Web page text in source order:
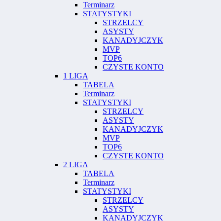
Terminarz
STATYSTYKI
STRZELCY
ASYSTY
KANADYJCZYK
MVP
TOP6
CZYSTE KONTO
1 LIGA
TABELA
Terminarz
STATYSTYKI
STRZELCY
ASYSTY
KANADYJCZYK
MVP
TOP6
CZYSTE KONTO
2 LIGA
TABELA
Terminarz
STATYSTYKI
STRZELCY
ASYSTY
KANADYJCZYK